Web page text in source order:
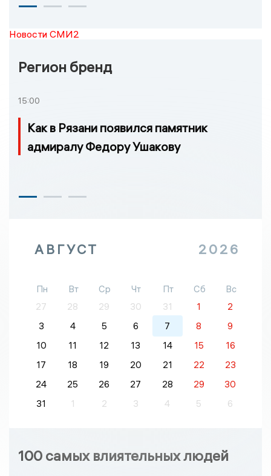
Новости СМИ2
Регион бренд
15:00
Как в Рязани появился памятник
адмиралу Федору Ушакову
АВГУСТ 2026
Пн Вт Ср Чт Пт Сб
Вс
27
28 29 30 31 1
2
3
4 5 6 7 8
9
10
11 12 13 14 15
16
17
18 19 20 21 22
23
24
25 26 27 28 29
30
31
1 2 3 4 5 6
100 самых влиятельных людей